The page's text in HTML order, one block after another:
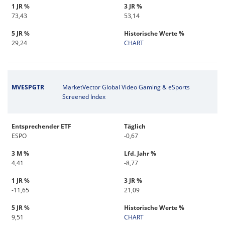
1 JR %
73,43
3 JR %
53,14
5 JR %
29,24
Historische Werte %
CHART
MVESPGTR
MarketVector Global Video Gaming & eSports
Screened Index
Entsprechender ETF
ESPO
Täglich
-0,67
3 M %
4,41
Lfd. Jahr %
-8,77
1 JR %
-11,65
3 JR %
21,09
5 JR %
9,51
Historische Werte %
CHART